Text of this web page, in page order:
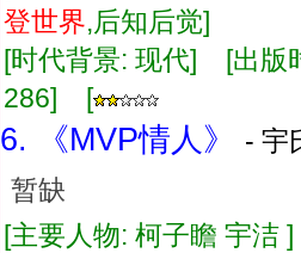
登世界,后知后觉]
[时代背景: 现代] [出
286] [
6. 《MVP情人》
- 宇
暂缺
[主要人物: 柯子瞻 宇